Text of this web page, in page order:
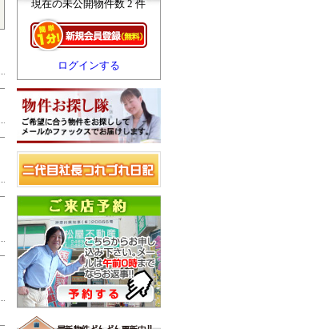
現在の未公開物件数 2 件
ログインする